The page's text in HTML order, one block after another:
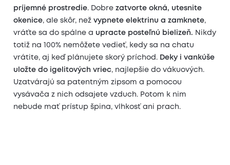
príjemné prostredie. Dobrezatvorte okná, utesnite
okenice, ale skôr, nežvypnete elektrinu a zamknete,
vráťte sa do spálne a upracte posteľnú bielizeň. Nikdy
totiž na 100% nemôžete vedieť, kedy sa na chatu
vrátite, aj keď plánujete skorý príchod. Deky i vankúše
uložte do igelitových vriec, najlepšie do vákuových.
Uzatvárajú sa patentným zipsom a pomocou
vysávača z nich odsajete vzduch. Potom k nim
nebude mať prístup špina, vlhkosť ani prach.